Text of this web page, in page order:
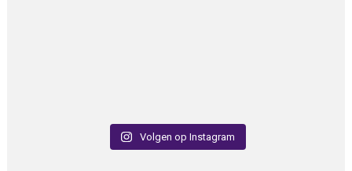
Volgen op Instagram